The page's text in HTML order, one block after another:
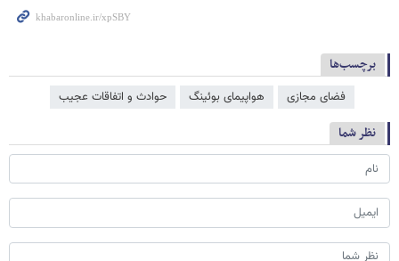
برچسب‌ها
فضای مجازی هواپیمای بوئینگ حوادث و اتفاقات عجیب
نظر شما